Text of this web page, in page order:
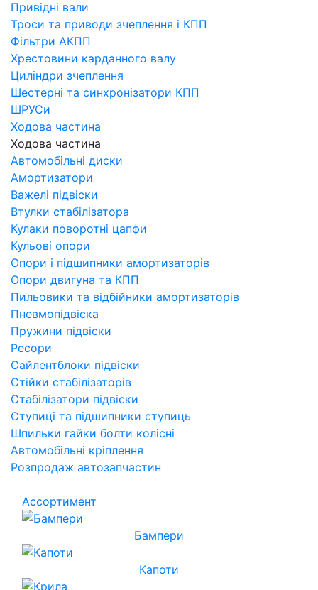
Привідні вали
Троси та приводи зчеплення і КПП
Фільтри АКПП
Хрестовини карданного валу
Циліндри зчеплення
Шестерні та синхронізатори КПП
ШРУСи
Ходова частина
Ходова частина
Автомобільні диски
Амортизатори
Важелі підвіски
Втулки стабілізатора
Кулаки поворотні цапфи
Кульові опори
Опори і підшипники амортизаторів
Опори двигуна та КПП
Пильовики та відбійники амортизаторів
Пневмопідвіска
Пружини підвіски
Ресори
Сайлентблоки підвіски
Стійки стабілізаторів
Стабілізатори підвіски
Ступиці та підшипники ступиць
Шпильки гайки болти колісні
Автомобільні кріплення
Розпродаж автозапчастин
Ассортимент
Бампери
Капоти